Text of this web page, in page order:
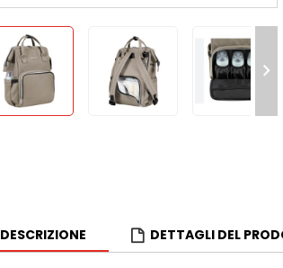

DESCRIZIONE DETTAGLI DEL